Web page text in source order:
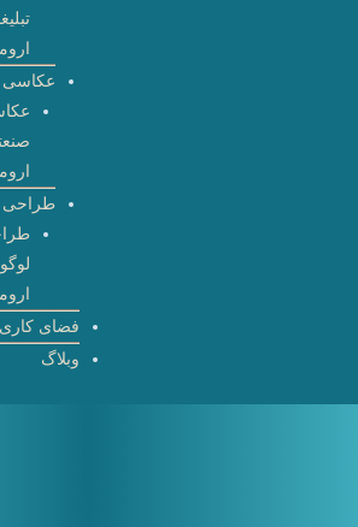
عکاسی
طراحی
فضای کاری
وبلاگ